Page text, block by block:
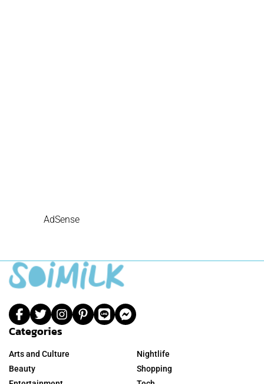
AdSense
Categories
Arts and Culture
Beauty
Nightlife
Shopping